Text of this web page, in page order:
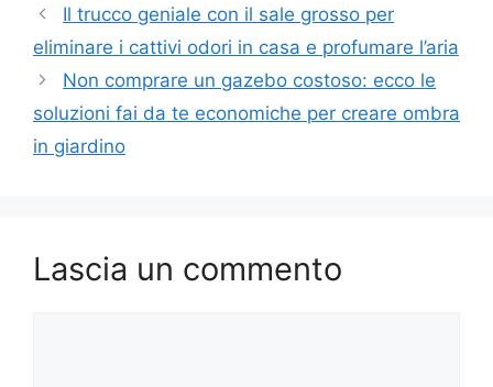
Il trucco geniale con il sale grosso per
eliminare i cattivi odori in casa e profumare l’aria
Non comprare un gazebo costoso: ecco le
soluzioni fai da te economiche per creare ombra
in giardino
Lascia un commento